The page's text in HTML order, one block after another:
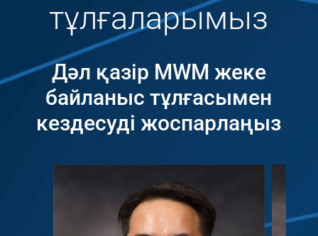
тұлғаларымыз
Дәл қазір MWM жеке
байланыс тұлғасымен
кездесуді жоспарлаңыз